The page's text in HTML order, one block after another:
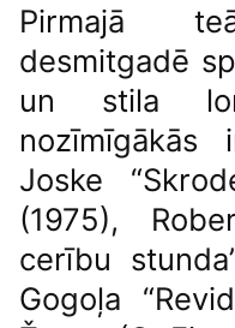
Pirmajā
desmitgadē
un stila
nozīmīgākās
Joske
(1975),
cerību
Gogoļa